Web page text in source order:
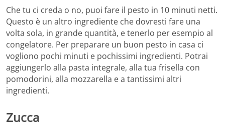
Che tu ci creda o no, puoi fare il pesto in 10 minuti netti.
Questo è un altro ingrediente che dovresti fare una
volta sola, in grande quantità, e tenerlo per esempio al
congelatore. Per preparare un buon pesto in casa ci
vogliono pochi minuti e pochissimi ingredienti. Potrai
aggiungerlo alla pasta integrale, alla tua frisella con
pomodorini, alla mozzarella e a tantissimi altri
ingredienti.
Zucca